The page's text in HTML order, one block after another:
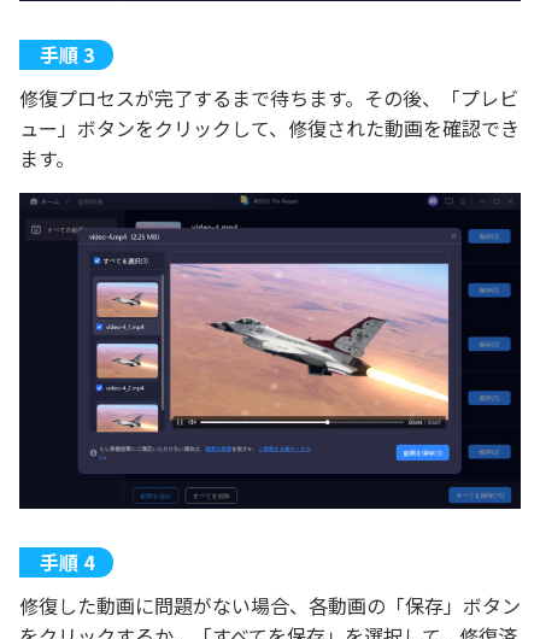
修復プロセスが完了するまで待ちます。その後、「プレビ
ュー」ボタンをクリックして、修復された動画を確認でき
ます。
修復した動画に問題がない場合、各動画の「保存」ボタン